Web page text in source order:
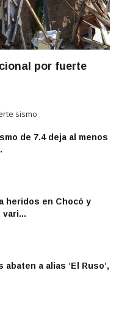
por fuerte
sismo
de 7.4 deja al menos
heridos en Chocó y
vari...
a alias ‘El Ruso’,